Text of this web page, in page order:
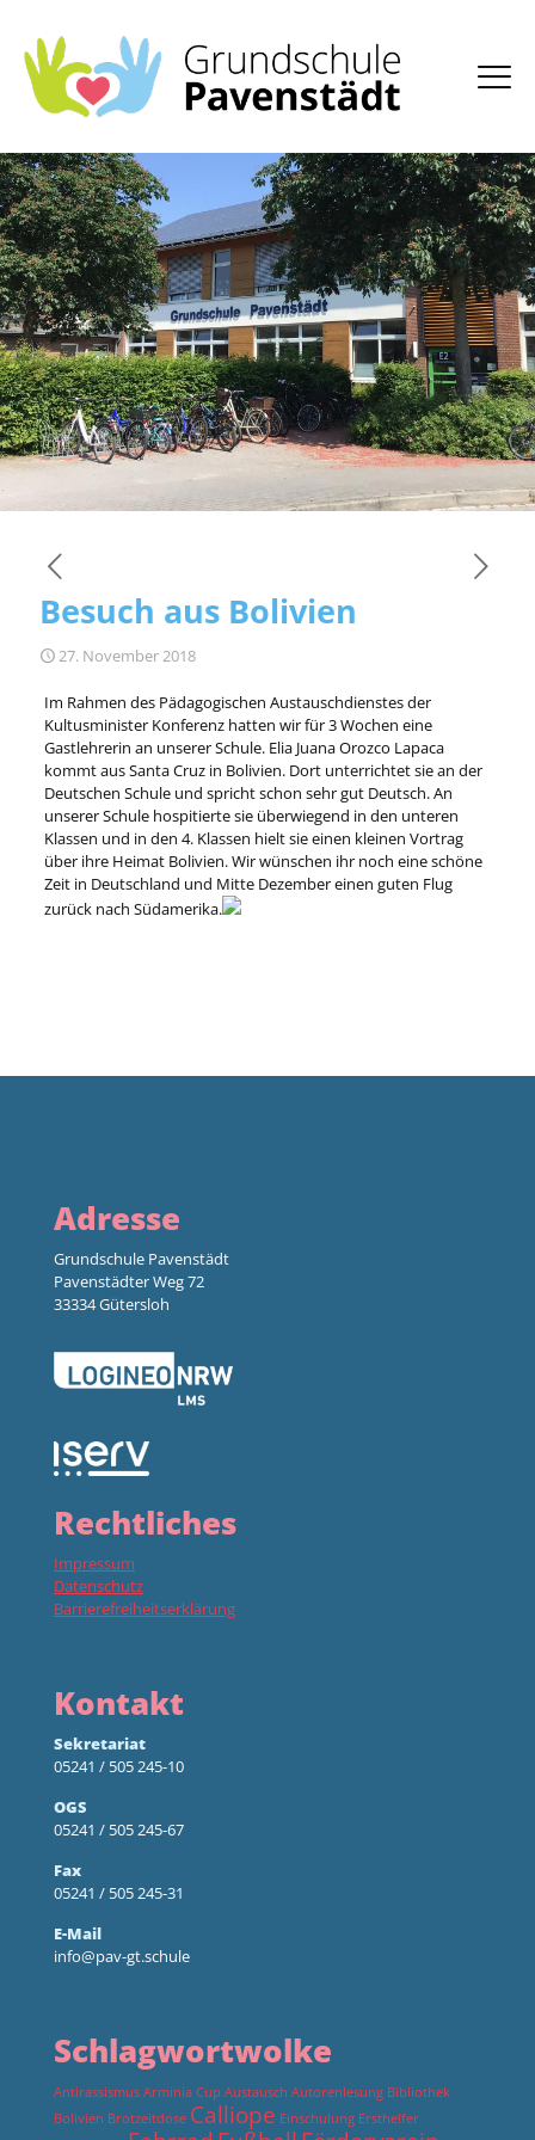
Besuch aus Bolivien
27. November 2018
Im Rahmen des Pädagogischen Austauschdienstes der
Kultusminister Konferenz hatten wir für 3 Wochen eine
Gastlehrerin an unserer Schule. Elia Juana Orozco Lapaca
kommt aus Santa Cruz in Bolivien. Dort unterrichtet sie an der
Deutschen Schule und spricht schon sehr gut Deutsch. An
unserer Schule hospitierte sie überwiegend in den unteren
Klassen und in den 4. Klassen hielt sie einen kleinen Vortrag
über ihre Heimat Bolivien. Wir wünschen ihr noch eine schöne
Zeit in Deutschland und Mitte Dezember einen guten Flug
zurück nach Südamerika.
Adresse
Grundschule Pavenstädt
Pavenstädter Weg 72
33334 Gütersloh
Rechtliches
Impressum
Datenschutz
Barrierefreiheitserklärung
Kontakt
Sekretariat
05241 / 505 245-10
OGS
05241 / 505 245-67
Fax
05241 / 505 245-31
E-Mail
info@pav-gt.schule
Schlagwortwolke
Antirassismus Arminia Cup Austausch Autorenlesung Bibliothek
Bolivien Brotzeitdose Calliope Einschulung Ersthelfer